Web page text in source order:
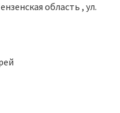
область , ул.